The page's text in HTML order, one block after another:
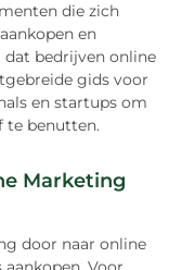
die zich
en
bedrijven online
gids voor
en startups om
te benutten.
Marketing
door naar online